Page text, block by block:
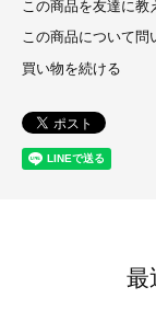
この商品を友達に教
この商品について問
買い物を続ける
最